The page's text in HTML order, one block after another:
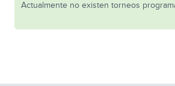
Actualmente no existen torneos